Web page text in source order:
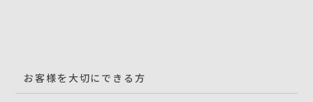
お客様を大切にできる方